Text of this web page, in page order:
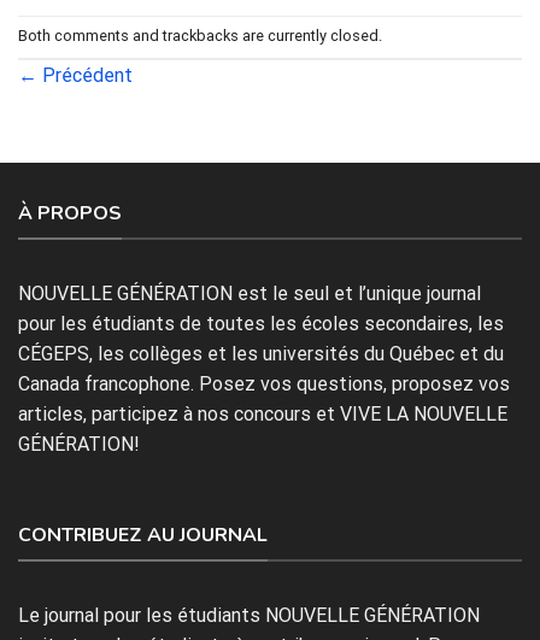
Both comments and trackbacks are currently closed.
← Précédent
À PROPOS
NOUVELLE GÉNÉRATION est le seul et l’unique journal
pour les étudiants de toutes les écoles secondaires, les
CÉGEPS, les collèges et les universités du Québec et du
Canada francophone. Posez vos questions, proposez vos
articles, participez à nos concours et VIVE LA NOUVELLE
GÉNÉRATION!
CONTRIBUEZ AU JOURNAL
Le journal pour les étudiants NOUVELLE GÉNÉRATION